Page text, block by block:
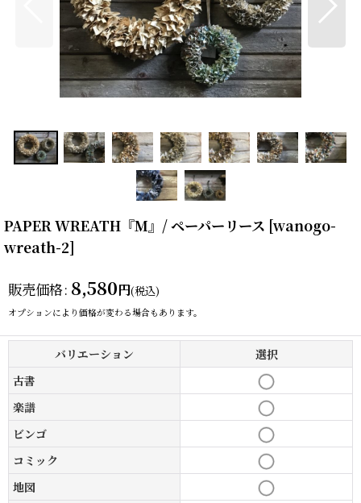
PAPER WREATH『M』/ ペーパーリース [wanogo-
wreath-2]
販売価格: 8,580円(税込)
オプションにより価格が変わる場合もあります。
バリエーション
選択
古書
楽譜
ビンゴ
コミック
地図